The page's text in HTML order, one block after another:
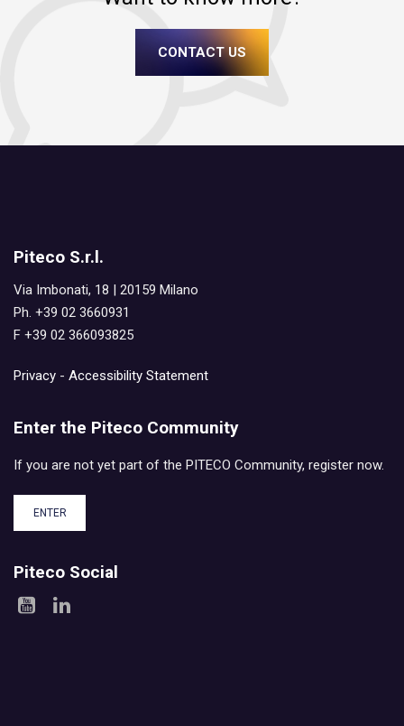
CONTACT US
Piteco S.r.l.
Via Imbonati, 18 | 20159 Milano
Ph. +39 02 3660931
F +39 02 366093825
Privacy - Accessibility Statement
Enter the Piteco Community
If you are not yet part of the PITECO Community, register now.
ENTER
Piteco Social